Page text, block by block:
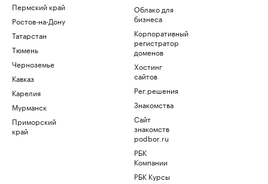
Пермский край
Ростов-на-Дону
Татарстан
Тюмень
Черноземье
Кавказ
Карелия
Мурманск
Приморский
край
Облако для
бизнеса
Корпоративный
регистратор
доменов
Хостинг
сайтов
Рег.решения
Знакомства
Сайт
знакомств
podbor.ru
РБК
Компании
РБК Курсы